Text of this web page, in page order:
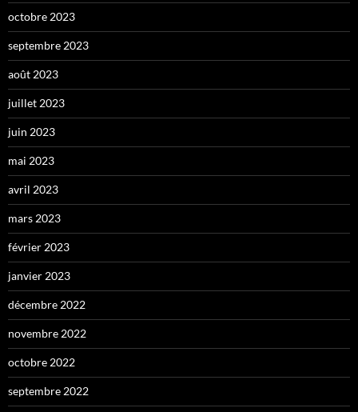
octobre 2023
septembre 2023
août 2023
juillet 2023
juin 2023
mai 2023
avril 2023
mars 2023
février 2023
janvier 2023
décembre 2022
novembre 2022
octobre 2022
septembre 2022